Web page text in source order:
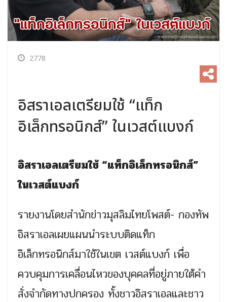
2778
อิสราเอลเตรียมใช้ “แท็ก
อิเล็กทรอนิกส์” ในเวสต์แบงก์
อิสราเอลเตรียมใช้ “แท็กอิเล็กทรอนิกส์”
ในเวสต์แบงก์
รายงานโดยสำนักข่าวมุสลิมไทยโพสต์- กองทัพ
อิสราเอลเผยแผนนำระบบติดแท็ก
อิเล็กทรอนิกส์มาใช้ในเขต เวสต์แบงก์ เพื่อ
ควบคุมการเคลื่อนไหวของบุคคลที่อยู่ภายใต้คำ
สั่งจำกัดทางปกครอง ทั้งชาวอิสราเอลและชาว